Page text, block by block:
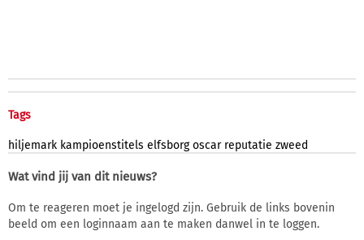
Tags
hiljemark kampioenstitels elfsborg oscar reputatie zweed
Wat vind jij van dit nieuws?
Om te reageren moet je ingelogd zijn. Gebruik de links bovenin
beeld om een loginnaam aan te maken danwel in te loggen.